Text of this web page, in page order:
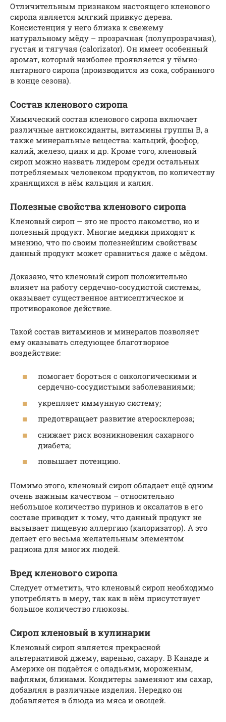
Отличительным признаком настоящего кленового
сиропа является мягкий привкус дерева.
Консистенция у него близка к свежему
натуральному мёду – прозрачная (полупрозрачная),
густая и тягучая (calorizator). Он имеет особенный
аромат, который наиболее проявляется у тёмно-
янтарного сиропа (производится из сока, собранного
в конце сезона).
Состав кленового сиропа
Химический состав кленового сиропа включает
различные антиоксиданты, витамины группы В, а
также минеральные вещества: кальций, фосфор,
калий, железо, цинк и др. Кроме того, кленовый
сироп можно назвать лидером среди остальных
потребляемых человеком продуктов, по количеству
хранящихся в нём кальция и калия.
Полезные свойства кленового сиропа
Кленовый сироп — это не просто лакомство, но и
полезный продукт. Многие медики приходят к
мнению, что по своим полезнейшим свойствам
данный продукт может сравниться даже с мёдом.
Доказано, что кленовый сироп положительно
влияет на работу сердечно-сосудистой системы,
оказывает существенное антисептическое и
противораковое действие.
Такой состав витаминов и минералов позволяет
ему оказывать следующее благотворное
воздействие:
помогает бороться с онкологическими и
сердечно-сосудистыми заболеваниями;
укрепляет иммунную систему;
предотвращает развитие атеросклероза;
снижает риск возникновения сахарного
диабета;
повышает потенцию.
Помимо этого, кленовый сироп обладает ещё одним
очень важным качеством – относительно
небольшое количество пуринов и оксалатов в его
составе приводит к тому, что данный продукт не
вызывает пищевую аллергию (калоризатор). А это
делает его весьма желательным элементом
рациона для многих людей.
Вред кленового сиропа
Следует отметить, что кленовый сироп необходимо
употреблять в меру, так как в нём присутствует
большое количество глюкозы.
Сироп кленовый в кулинарии
Кленовый сироп является прекрасной
альтернативой джему, варенью, сахару. В Канаде и
Америке он подаётся с оладьями, мороженым,
вафлями, блинами. Кондитеры заменяют им сахар,
добавляя в различные изделия. Нередко он
добавляется в блюда из мяса и овощей.